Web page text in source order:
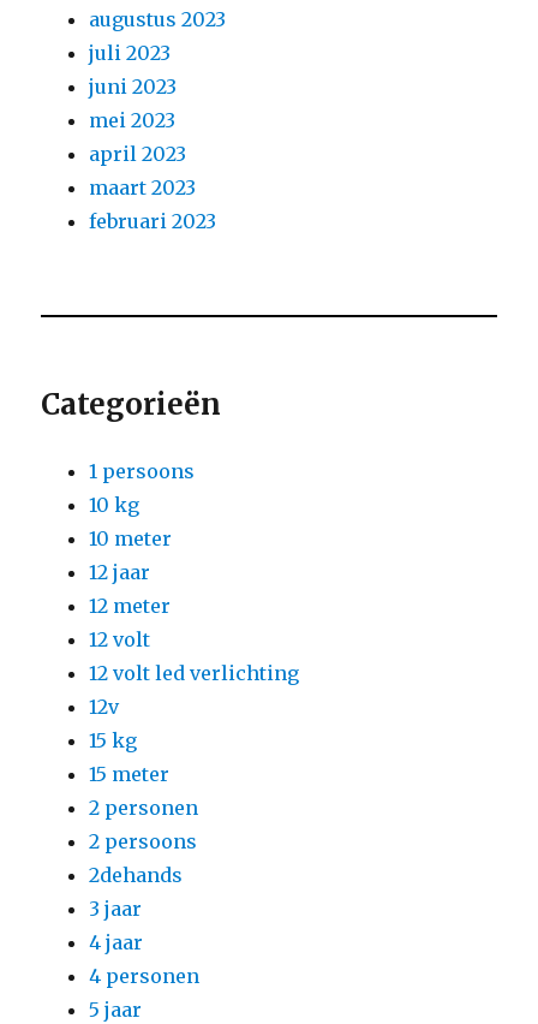
augustus 2023
juli 2023
juni 2023
mei 2023
april 2023
maart 2023
februari 2023
Categorieën
1 persoons
10 kg
10 meter
12 jaar
12 meter
12 volt
12 volt led verlichting
12v
15 kg
15 meter
2 personen
2 persoons
2dehands
3 jaar
4 jaar
4 personen
5 jaar